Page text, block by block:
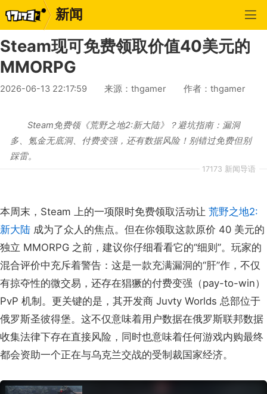
新闻
Steam现可免费领取价值40美元的
MMORPG
2026-06-13 22:17:59 来源：thgamer 作者：thgamer
17173 新闻导语
Steam免费领《荒野之地2:新大陆》？避坑指南：漏洞
多、氪金无底洞、付费变强，还有数据风险！别错过免费但别
踩雷。
本周末，Steam 上的一项限时免费领取活动让 荒野之地2:
新大陆 成为了众人的焦点。但在你领取这款原价 40 美元的
独立 MMORPG 之前，建议你仔细看看它的“细则”。玩家的
混合评价中充斥着警告：这是一款充满漏洞的“肝”作，不仅
有掠夺性的微交易，还存在猖獗的付费变强（pay-to-win）
PvP 机制。更关键的是，其开发商 Juvty Worlds 总部位于
俄罗斯圣彼得堡。这不仅意味着用户数据在俄罗斯联邦数据
收集法律下存在直接风险，同时也意味着任何游戏内购最终
都会资助一个正在与乌克兰交战的受制裁国家经济。